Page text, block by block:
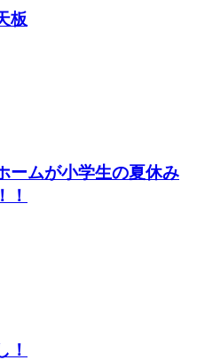
板
ームが小学生の夏休み
！
！